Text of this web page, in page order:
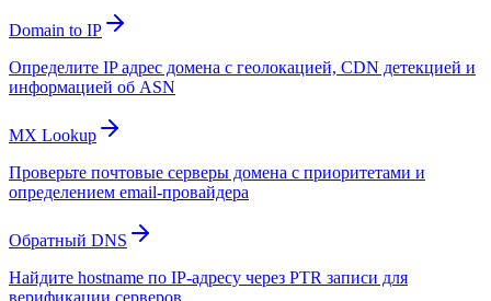
Domain to IP
Определите IP адрес домена с геолокацией, CDN детекцией и
информацией об ASN
MX Lookup
Проверьте почтовые серверы домена с приоритетами и
определением email-провайдера
Обратный DNS
Найдите hostname по IP-адресу через PTR записи для
верификации серверов